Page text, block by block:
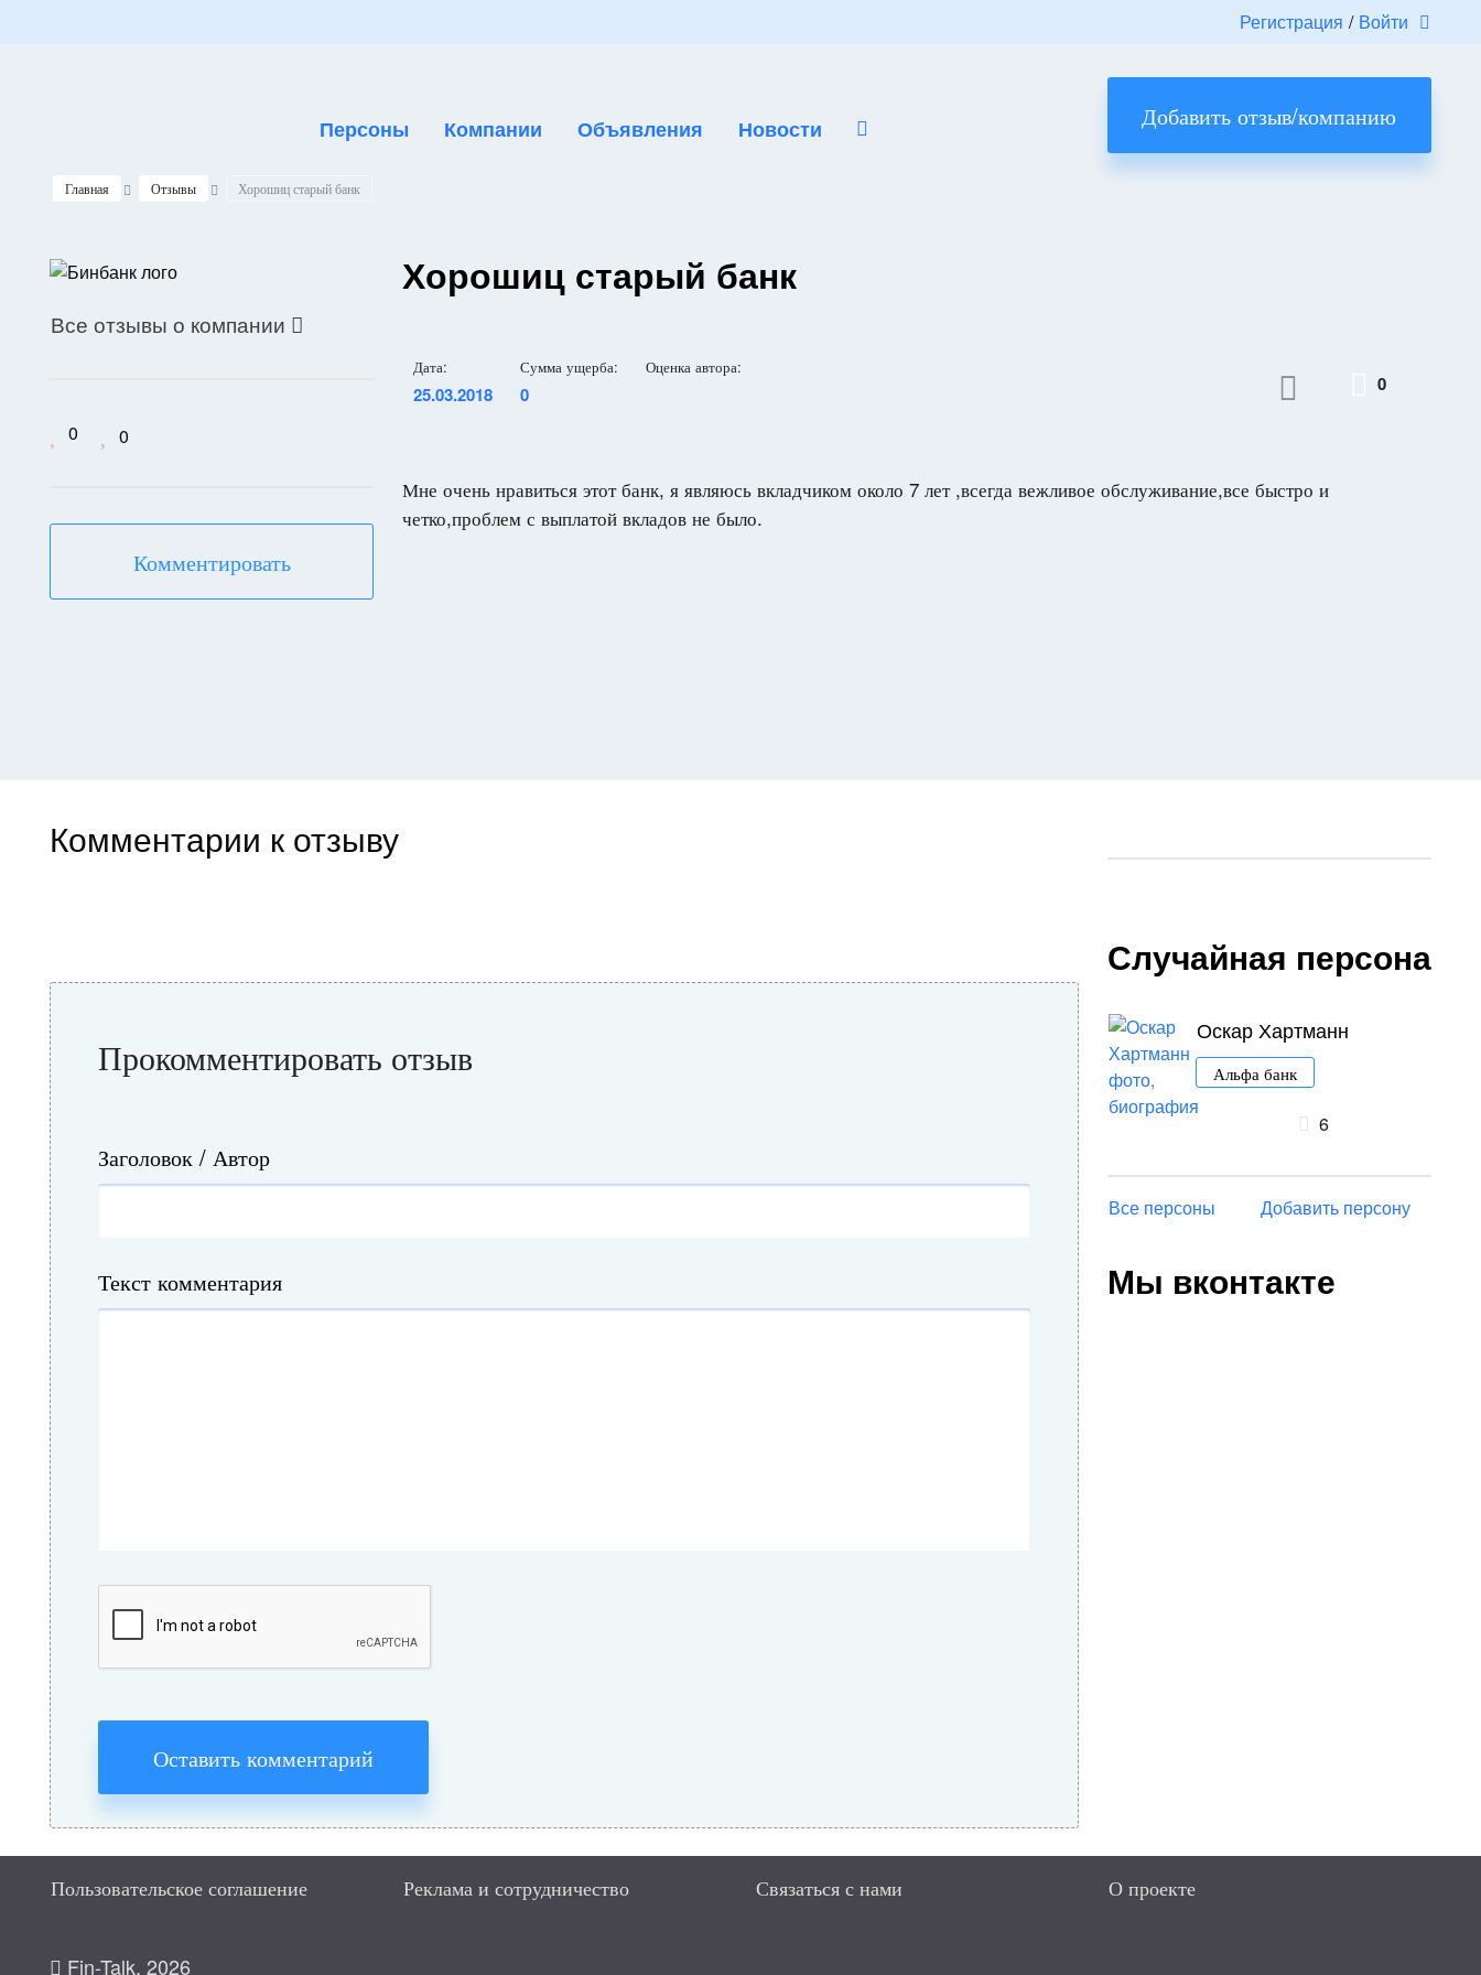
Регистрация / Войти
Персоны Компании Объявления Новости Добавить отзыв/компанию
Главная Отзывы Хорошиц старый банк
Все отзывы о компании 
0 0
Комментировать
Хорошиц старый банк
Дата:
25.03.2018
Сумма ущерба:
0
Оценка автора:
0
Мне очень нравиться этот банк, я являюсь вкладчиком около 7 лет ,всегда вежливое обслуживание,все быстро и
Комментарии к отзыву
Прокомментировать отзыв
Заголовок / Автор
Текст комментария
Оставить комментарий
Случайная персона
Оскар Хартманн
Альфа банк
6
Все персоны Добавить персону
Мы вконтакте
Пользовательское соглашение Реклама и сотрудничество Связаться с нами О проекте
Fin-Talk, 2026